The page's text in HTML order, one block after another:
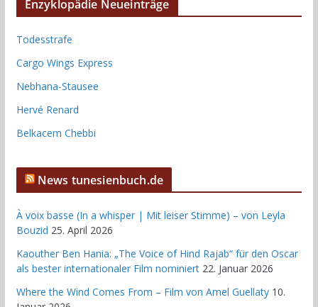
Enzyklopädie Neueinträge
Todesstrafe
Cargo Wings Express
Nebhana-Stausee
Hervé Renard
Belkacem Chebbi
News tunesienbuch.de
À voix basse (In a whisper | Mit leiser Stimme) – von Leyla
Bouzid 25. April 2026
Kaouther Ben Hania: „The Voice of Hind Rajab“ für den Oscar
als bester internationaler Film nominiert 22. Januar 2026
Where the Wind Comes From – Film von Amel Guellaty 10.